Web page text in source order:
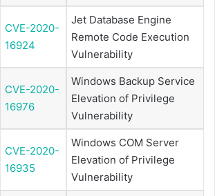
CVE-2020-
16924
Jet Database Engine
Remote Code Execution
Vulnerability
CVE-2020-
16976
Windows Backup Service
Elevation of Privilege
Vulnerability
CVE-2020-
16935
Windows COM Server
Elevation of Privilege
Vulnerability